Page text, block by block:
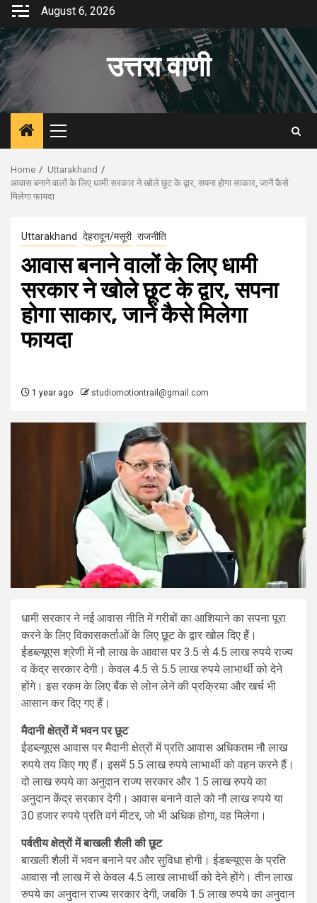
Skip
content
August 6, 2026
उत्तरा वाणी
Primary
Menu
Home
Uttarakhand
आवास बनाने वालों के लिए धामी सरकार ने खोले छूट के द्वार, सपना होगा साकार, जानें कैसे
मिलेगा फायदा
Uttarakhand देहरादून/मसूरी राजनीति
आवास बनाने वालों के लिए धामी
सरकार ने खोले छूट के द्वार, सपना
होगा साकार, जानें कैसे मिलेगा
फायदा
1 year ago studiomotiontrail@gmail.com
धामी सरकार ने नई आवास नीति में गरीबों का आशियाने का सपना पूरा
करने के लिए विकासकर्ताओं के लिए छूट के द्वार खोल दिए हैं।
ईडब्ल्यूएस श्रेणी में नौ लाख के आवास पर 3.5 से 4.5 लाख रुपये राज्य
व केंद्र सरकार देगी। केवल 4.5 से 5.5 लाख रुपये लाभार्थी को देने
होंगे। इस रकम के लिए बैंक से लोन लेने की प्रक्रिया और खर्च भी
आसान कर दिए गए हैं।
मैदानी क्षेत्रों में भवन पर छूट
ईडब्ल्यूएस आवास पर मैदानी क्षेत्रों में प्रति आवास अधिकतम नौ लाख
रुपये तय किए गए हैं। इसमें 5.5 लाख रुपये लाभार्थी को वहन करने हैं।
दो लाख रुपये का अनुदान राज्य सरकार और 1.5 लाख रुपये का
अनुदान केंद्र सरकार देगी। आवास बनाने वाले को नौ लाख रुपये या
30 हजार रुपये प्रति वर्ग मीटर, जो भी अधिक होगा, वह मिलेगा।
पर्वतीय क्षेत्रों में बाखली शैली की छूट
बाखली शैली में भवन बनाने पर और सुविधा होगी। ईडब्ल्यूएस के प्रति
आवास नौ लाख में से केवल 4.5 लाख लाभार्थी को देने होंगे। तीन लाख
रुपये का अनुदान राज्य सरकार देगी, जबकि 1.5 लाख रुपये का अनुदान